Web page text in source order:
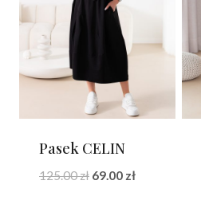
Pasek CELIN
125.00zł Pierwotna
69.00 złAktualna